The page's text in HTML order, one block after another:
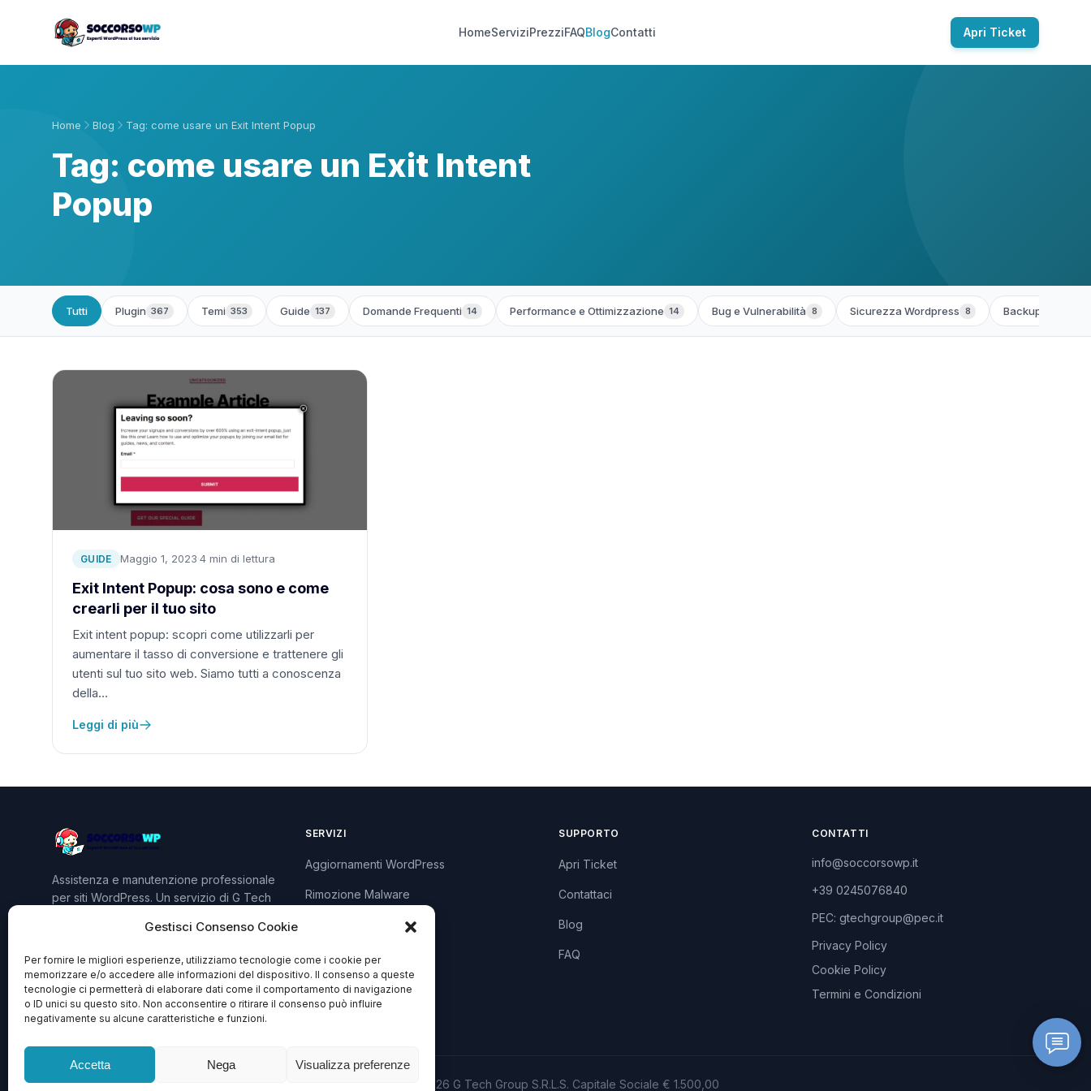
Gestisci Consenso Cookie
Per fornire le migliori esperienze, utilizziamo tecnologie come i cookie per
memorizzare e/o accedere alle informazioni del dispositivo. Il consenso a queste
tecnologie ci permetterà di elaborare dati come il comportamento di navigazione
o ID unici su questo sito. Non acconsentire o ritirare il consenso può influire
negativamente su alcune caratteristiche e funzioni.
Accetta Nega Visualizza preferenze
HomeServiziPrezziFAQBlogContatti Apri Ticket
Home Blog Tag: come usare un Exit Intent Popup
Tag: come usare un Exit Intent
Popup
Tutti Plugin 367 Temi 353 Guide 137 Domande Frequenti 14 Performance e Ottimizzazione 14 Bug e Vulnerabilità 8 Sicurezza Wordpress 8 Backup e
GUIDE Maggio 1, 2023·4 min di lettura
Exit Intent Popup: cosa sono e come
crearli per il tuo sito
Exit intent popup: scopri come utilizzarli per
aumentare il tasso di conversione e trattenere gli
utenti sul tuo sito web. Siamo tutti a conoscenza
della…
Leggi di più
Assistenza e manutenzione professionale
per siti WordPress. Un servizio di G Tech
SERVIZI
Aggiornamenti WordPress
Rimozione Malware
Piani e Prezzi
SUPPORTO
Apri Ticket
Contattaci
Blog
FAQ
CONTATTI
info@soccorsowp.it
+39 0245076840
PEC: gtechgroup@pec.it
Privacy Policy
Cookie Policy
Termini e Condizioni
© 2013 – 2026 G Tech Group S.R.L.S. Capitale Sociale € 1.500,00